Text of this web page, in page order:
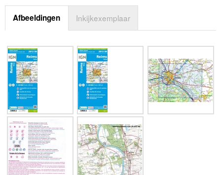
Afbeeldingen Inkijkexemplaar